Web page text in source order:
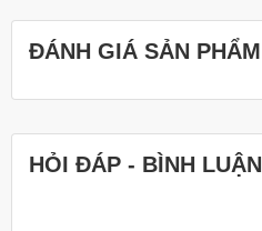
ĐÁNH GIÁ SẢN PHẨM
HỎI ĐÁP - BÌNH LUẬN